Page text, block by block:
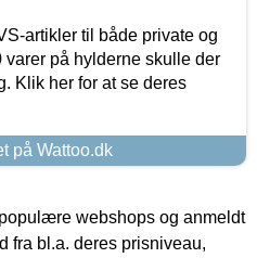
artikler til både private og
varer på hylderne skulle der
Klik her for at se deres
på Wattoo.dk
webshops og anmeldt
fra bl.a. deres prisniveau,